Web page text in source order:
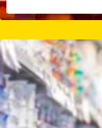
Das sind Ihre